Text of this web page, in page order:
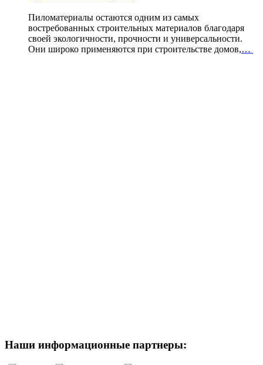
Пиломатериалы остаются одним из самых
востребованных строительных материалов благодаря
своей экологичности, прочности и универсальности.
Они широко применяются при строительстве домов,…
Наши информационные партнеры: